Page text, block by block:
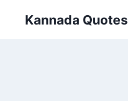
Kannada Quotes